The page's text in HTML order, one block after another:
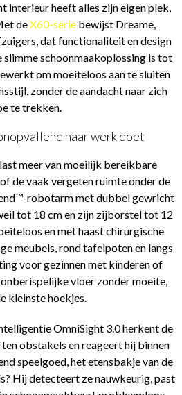
interieur heeft alles zijn eigen plek,
deX60-serie bewijst Dreame,
dat functionaliteit en design
slimme schoonmaakoplossing is tot
om moeiteloos aan te sluiten
zonder de aandacht naar zich
te trekken.
haar werk doet
meer van moeilijk bereikbare
de vaak vergeten ruimte onder de
robotarm met dubbel gewricht
tot 18 cm en zijn zijborstel tot 12
en met haast chirurgische
meubels, rond tafelpoten en langs
voor gezinnen met kinderen of
vloer zonder moeite,
kleinste hoekjes.
OmniSight 3.0 herkent de
obstakels en reageert hij binnen
speelgoed, het etensbakje van de
Hij detecteert ze nauwkeurig, past